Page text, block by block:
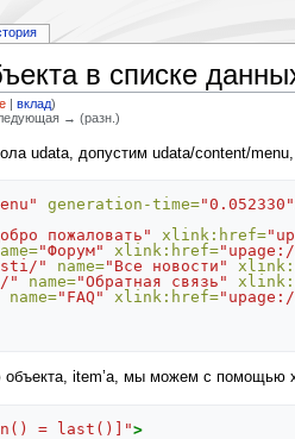
в списке
|вклад)
→ (разн.)
udata, допустим udata/content/
generation-time="0.052330"
пожаловать" xlink:href=
"Форум" xlink:href=
" name="Все новости"
" name="Обратная связь"
name="FAQ" xlink:href=
объекта, item’a, мы можем с
= last()]">